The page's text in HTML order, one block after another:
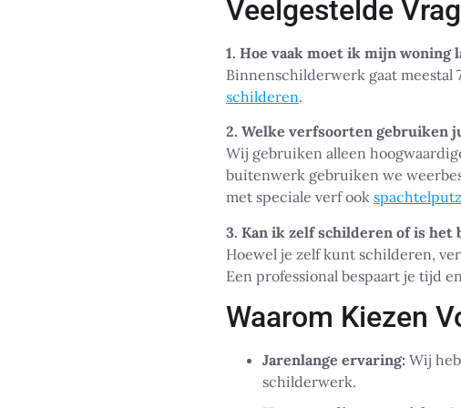
Veelgestelde
1. Hoe vaak moet ik mijn woning
Binnenschilderwerk gaat meestal
schilderen.
2. Welke verfsoorten gebruiken
Wij gebruiken alleen
buitenwerk gebruiken we
met speciale verf ook
3. Kan ik zelf schilderen of is het
Hoewel je zelf kunt schilderen,
Een professional bespaart je tijd
Waarom Kiezen
Jarenlange ervaring: Wij
schilderwerk.